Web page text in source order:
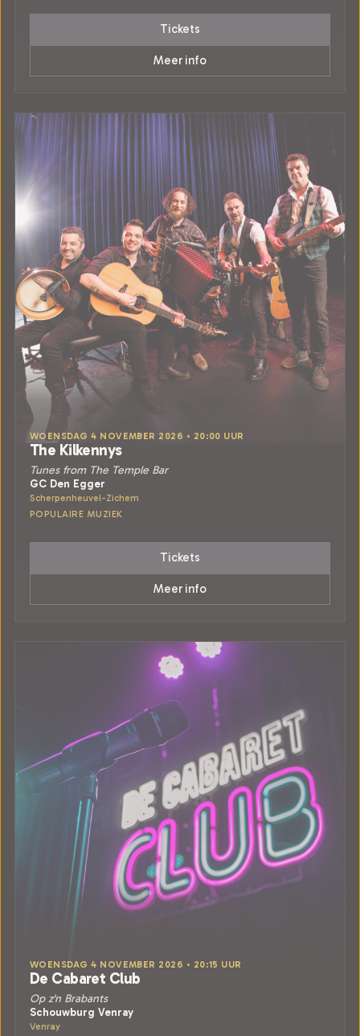
Tickets
Meer info
WOENSDAG 4 NOVEMBER 2026 • 20:00 UUR
The Kilkennys
Tunes from The Temple Bar
GC Den Egger
Scherpenheuvel-Zichem
POPULAIRE MUZIEK
Tickets
Meer info
WOENSDAG 4 NOVEMBER 2026 • 20:15 UUR
De Cabaret Club
Op z'n Brabants
Schouwburg Venray
Venray